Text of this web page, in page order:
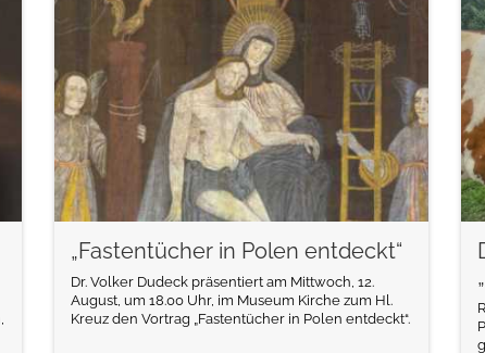
„Fastentücher in Polen entdeckt“
Dr. Volker Dudeck präsentiert am Mittwoch, 12.
August, um 18.00 Uhr, im Museum Kirche zum Hl.
Kreuz den Vortrag „Fastentücher in Polen entdeckt“.
weiterlesen